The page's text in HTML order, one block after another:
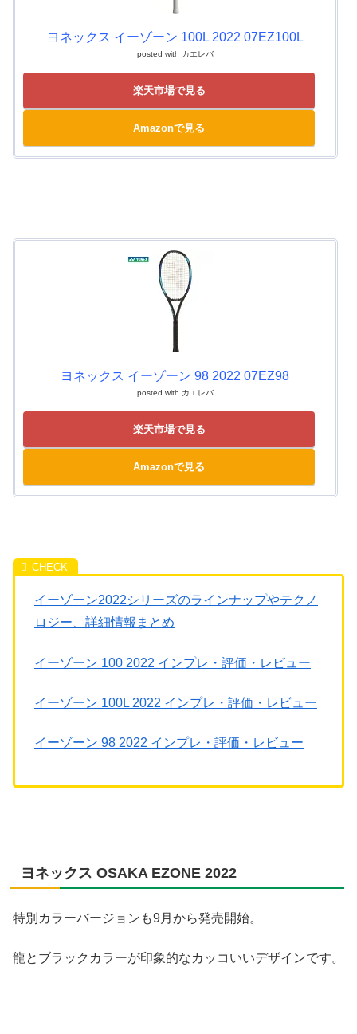
ヨネックス イーゾーン 100L 2022 07EZ100L
posted with カエレバ
楽天市場で見る
Amazonで見る
ヨネックス イーゾーン 98 2022 07EZ98
posted with カエレバ
楽天市場で見る
Amazonで見る
イーゾーン2022シリーズのラインナップやテクノ
ロジー、詳細情報まとめ
イーゾーン 100 2022 インプレ・評価・レビュー
イーゾーン 100L 2022 インプレ・評価・レビュー
イーゾーン 98 2022 インプレ・評価・レビュー
ヨネックス OSAKA EZONE 2022
特別カラーバージョンも9月から発売開始。
龍とブラックカラーが印象的なカッコいいデザインです。